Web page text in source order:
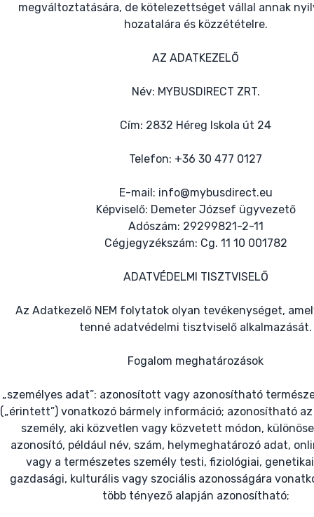
megváltoztatására, de kötelezettséget vállal annak
hozatalára és közzétételre.
AZ ADATKEZELŐ
Név: MYBUSDIRECT ZRT.
Cím: 2832 Héreg Iskola út 24
Telefon: +36 30 477 0127
E-mail: info@mybusdirect.eu
Képviselő: Demeter József ügyvezető
Adószám: 29299821-2-11
Cégjegyzékszám: Cg. 11 10 001782
ADATVÉDELMI TISZTVISELŐ
Az Adatkezelő NEM folytatok olyan tevékenységet,
tenné adatvédelmi tisztviselő alkalmazását.
Fogalom meghatározások
„személyes adat”: azonosított vagy azonosítható
(„érintett”) vonatkozó bármely információ; azonosítható
személy, aki közvetlen vagy közvetett módon,
azonosító, például név, szám, helymeghatározó adat,
vagy a természetes személy testi, fiziológiai,
gazdasági, kulturális vagy szociális azonosságára
több tényező alapján azonosítható;